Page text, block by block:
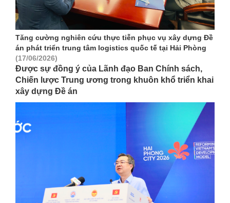
Tăng cường nghiên cứu thực tiễn phục vụ xây dựng Đề
án phát triển trung tâm logistics quốc tế tại Hải Phòng
(17/06/2026)
Được sự đồng ý của Lãnh đạo Ban Chính sách,
Chiến lược Trung ương trong khuôn khổ triển khai
xây dựng Đề án